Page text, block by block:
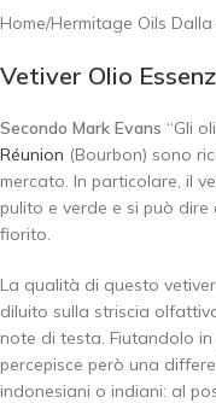
Home/Hermitage Oils
Vetiver Olio
Secondo Mark Evans “Gli
Réunion (Bourbon) sono
mercato. In particolare, il
pulito e verde e si può
fiorito.
La qualità di questo
diluito sulla striscia
note di testa. Fiutandolo
percepisce però una
indonesiani o indiani: al